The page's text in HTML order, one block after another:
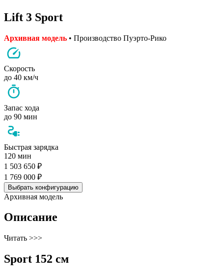
Lift 3 Sport
Архивная модель • Производство Пуэрто-Рико
Скорость
до 40 км/ч
Запас хода
до 90 мин
Быстрая зарядка
120 мин
1 503 650 ₽
1 769 000 ₽
Выбрать конфигурацию
Архивная модель
Описание
Читать >>>
Sport 152 см